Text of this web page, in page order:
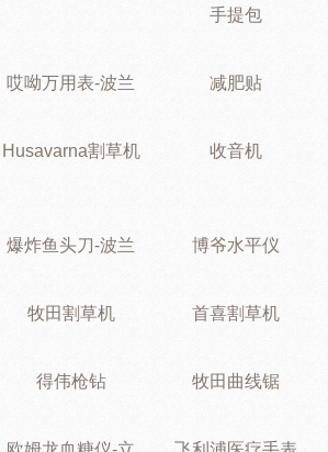
手提包
哎呦万用表-波兰 减肥贴
Husavarna割草机 收音机
爆炸鱼头刀-波兰 博爷水平仪
牧田割草机 首喜割草机
得伟枪钻 牧田曲线锯